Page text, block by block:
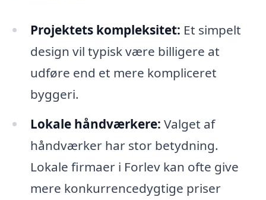
Projektets kompleksitet: Et simpelt
design vil typisk være billigere at
udføre end et mere kompliceret
byggeri.
Lokale håndværkere: Valget af
håndværker har stor betydning.
Lokale firmaer i Forlev kan ofte give
mere konkurrencedygtige priser